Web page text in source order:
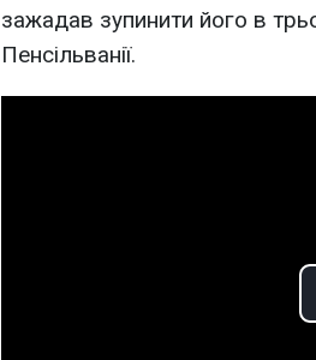
зажадав зупинити його в
Пенсільванії.